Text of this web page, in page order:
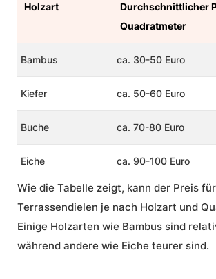
Holzart
Durchschnittlicher
Quadratmeter
Bambus ca. 30-50 Euro
Kiefer ca. 50-60 Euro
Buche ca. 70-80 Euro
Eiche ca. 90-100 Euro
Wie die Tabelle zeigt, kann der Preis
Terrassendielen je nach Holzart und
Einige Holzarten wie Bambus sind
während andere wie Eiche teurer sind.